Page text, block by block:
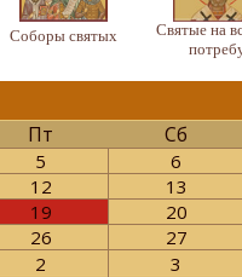
Соборы святых
Святые на
Пт Сб
5 6
12 13
19 20
26 27
2 3